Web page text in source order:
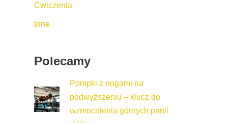
Ćwiczenia
Inne
Polecamy
Pompki z nogami na
podwyższeniu – klucz do
wzmocnienia górnych partii